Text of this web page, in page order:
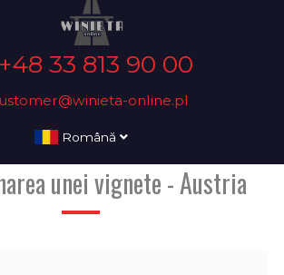
+48 33 813 90 00
online.pl
Română
unei vignete - Austria